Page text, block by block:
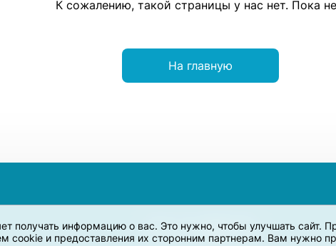
получать информацию о вас. Это нужно, чтобы улучшать сайт.
cookie и предоставления их сторонним партнерам. Вам нужно
К сожалению, такой страницы у нас нет. Пока
На главную